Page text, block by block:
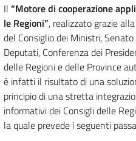
Il “Motore di cooperazione
le Regioni”, realizzato grazie
del Consiglio dei Ministri,
Deputati, Conferenza dei
delle Regioni e delle Province
è infatti il risultato di una
principio di una stretta
informativi dei Consigli delle
la quale prevede i seguenti